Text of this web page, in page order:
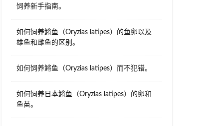
饲养新手指南。
如何饲养鳉鱼（Oryzias latipes）的鱼卵以及
雄鱼和雌鱼的区别。
如何饲养鳉鱼（Oryzias latipes）而不犯错。
如何饲养日本鳉鱼（Oryzias latipes）的卵和
鱼苗。